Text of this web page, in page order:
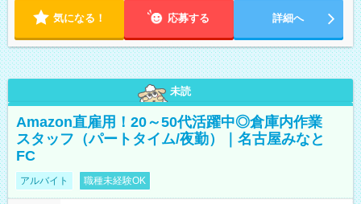
気になる！ 応募する 詳細へ
未読
Amazon直雇用！20～50代活躍中◎倉庫内作業
スタッフ（パートタイム/夜勤）｜名古屋みなと
FC
アルバイト 職種未経験OK